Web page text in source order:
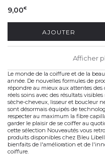
9,00€
AJOUTER
Afficher
Le monde de la coiffure et de la
année. De nouvelles formules de
répondre au mieux aux attentes
réels soins avec des résultats
sèche-cheveux, lisseur et boucleur
sont désormais équipés de
respecter au maximum la fibre
garder le plaisir de se coiffer au
cette sélection Nouveautés vous
produits disponibles chez Bleu
bienfaits de l'amélioration et de
coiffure.